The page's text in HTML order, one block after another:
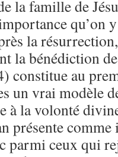
la famille de
qu’on
la
la bénédiction
constitue au
un vrai modèle
à la volonté
présente
parmi ceux qui